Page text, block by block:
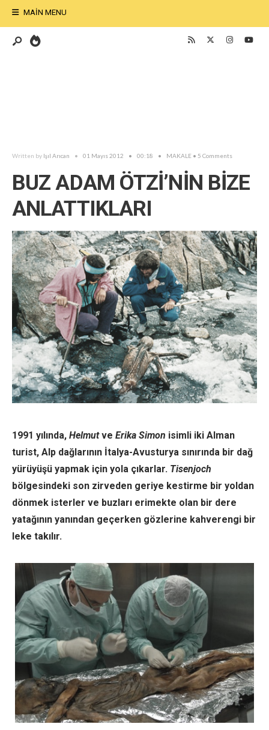
MAIN MENU
Written by Işıl Arıcan • 01 Mayıs 2012 • 00:18 • MAKALE • 5 Comments
BUZ ADAM ÖTZİ’NİN BİZE
ANLATTIKLARI
1991 yılında, Helmutve Erika Simon isimli iki Alman
turist, Alp dağlarının İtalya-Avusturya sınırında bir dağ
yürüyüşü yapmak için yola çıkarlar. Tisenjoch
bölgesindeki son zirveden geriye kestirme bir yoldan
dönmek isterler ve buzları erimekte olan bir dere
yatağının yanından geçerken gözlerine kahverengi bir
leke takılır.